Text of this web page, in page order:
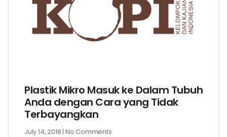
Plastik Mikro Masuk ke Dalam Tubuh
Anda dengan Cara yang Tidak
Terbayangkan
July 14, 2018 No Comments